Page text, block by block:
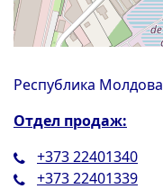
Республика
Отдел продаж:
+373 22401340
+373 22401339